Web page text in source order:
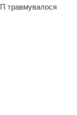
травмувалося